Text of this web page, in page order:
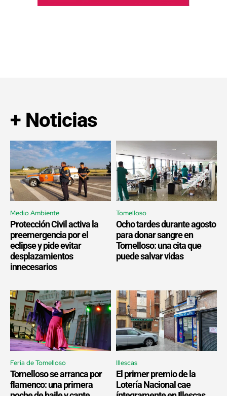
+ Noticias
Medio Ambiente
Protección Civil activa la
preemergencia por el
eclipse y pide evitar
desplazamientos
innecesarios
Tomelloso
Ocho tardes durante agosto
para donar sangre en
Tomelloso: una cita que
puede salvar vidas
Feria de Tomelloso
Tomelloso se arranca por
flamenco: una primera
Illescas
El primer premio de la
Lotería Nacional cae